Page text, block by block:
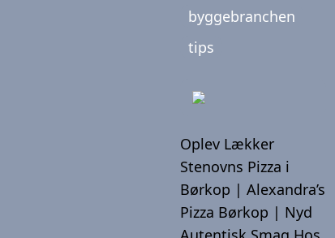
byggebranchen
tips
Oplev Lækker
Stenovns Pizza i
Børkop | Alexandra’s
Pizza Børkop | Nyd